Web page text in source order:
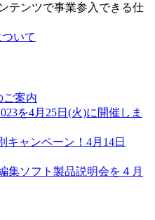
テンツで事業参入できる仕
いて
ご案内
を4月25日(火)に開催しま
キャンペーン！4月14日
集ソフト製品説明会を４月